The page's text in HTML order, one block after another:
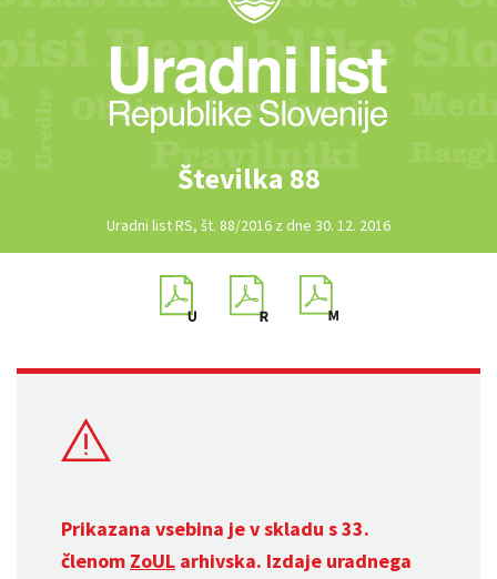
Številka 88
Uradni list RS, št. 88/2016 z dne 30. 12. 2016
Prikazana vsebina je v skladu s 33.
členom ZoUL arhivska. Izdaje uradnega